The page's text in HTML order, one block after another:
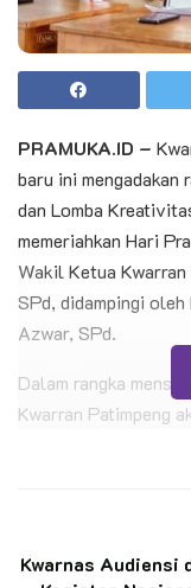
PRAMUKA.ID –
baru ini mengadakan
dan Lomba
memeriahkan Hari
Wakil Ketua
SPd, didampingi
Azwar, SPd.
Dalam rangka
Kwarran Patimpeng
BACA JUGA
Kwarnas Audiensi